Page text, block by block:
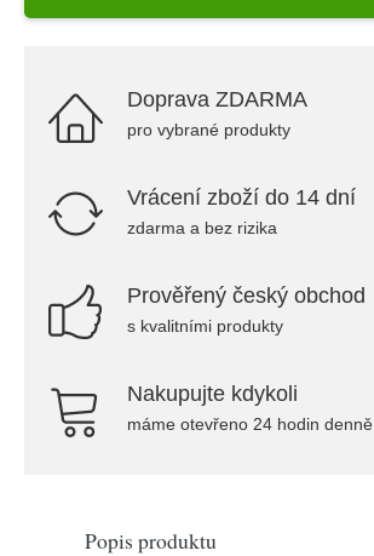
Doprava ZDARMA
pro vybrané produkty
Vrácení zboží do 14 dní
zdarma a bez rizika
Prověřený český obchod
s kvalitními produkty
Nakupujte kdykoli
máme otevřeno 24 hodin denně
Popis produktu